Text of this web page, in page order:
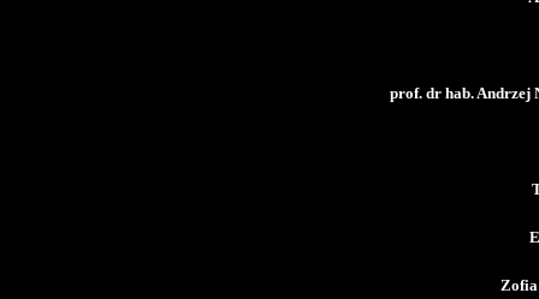
prof. dr hab. Andrzej